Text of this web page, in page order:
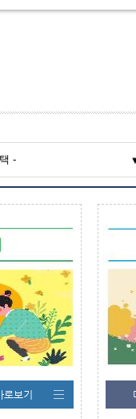
로보기